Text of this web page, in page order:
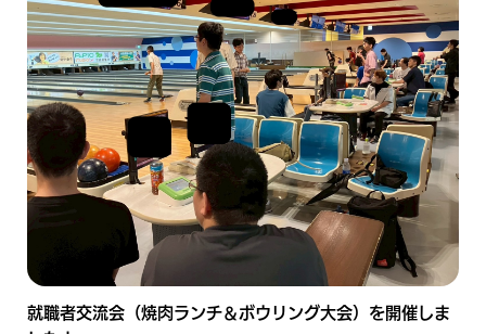
就職者交流会（焼肉ランチ＆ボウリング大会）を開催しま